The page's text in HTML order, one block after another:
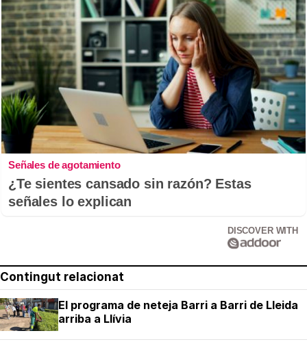
Señales de agotamiento
¿Te sientes cansado sin razón? Estas
señales lo explican
DISCOVER WITH
Contingut relacionat
El programa de neteja Barri a Barri de Lleida
arriba a Llívia